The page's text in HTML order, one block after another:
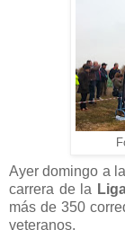
Ayer domingo a
carrera de la
más de 350
veteranos.